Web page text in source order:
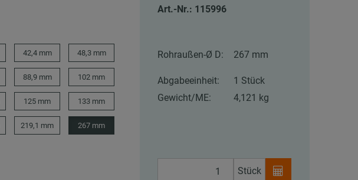
42,4 mm 48,3 mm
88,9 mm 102 mm
125 mm 133 mm
219,1 mm 267 mm
Art.-Nr.: 115996
Rohraußen-Ø D: 267 mm
Abgabeeinheit:
1 Stück
Gewicht/ME:
4,121 kg
Stück